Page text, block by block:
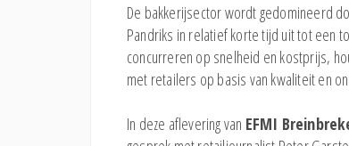
De bakkerijsector wordt gedomineerd
Pandriks in relatief korte tijd uit tot een
concurreren op snelheid en kostprijs,
met retailers op basis van kwaliteit en
In deze aflevering van EFMI